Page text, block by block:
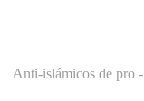
Anti-islámicos de pro -